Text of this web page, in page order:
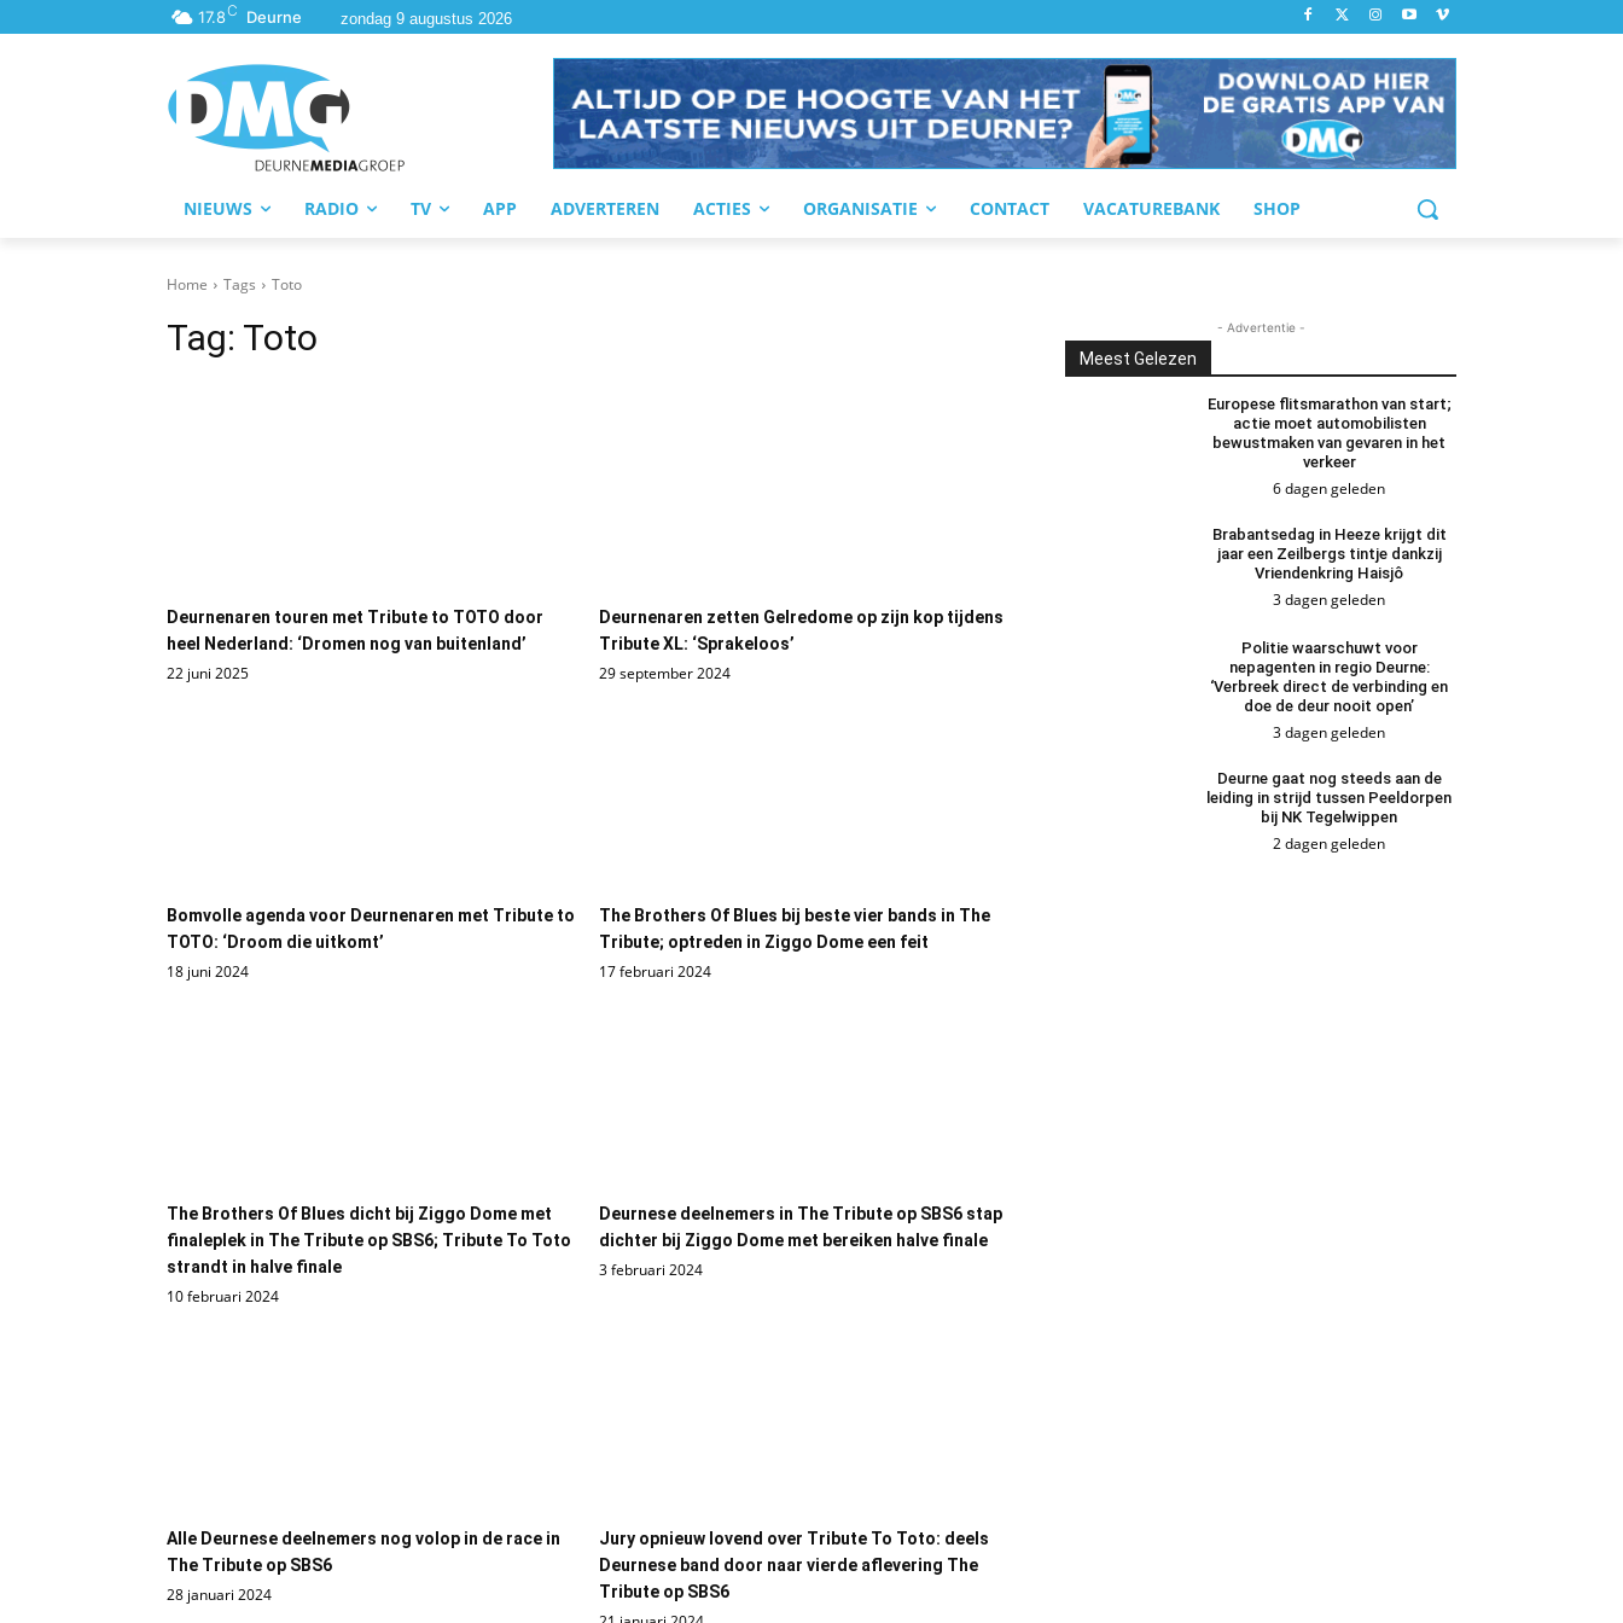
17.8C Deurne zondag 9 augustus 2026
NIEUWS RADIO TV APP ADVERTEREN ACTIES ORGANISATIE CONTACT VACATUREBANK SHOP
Home Tags Toto
Tag: Toto
Deurnenaren touren met Tribute to TOTO door
heel Nederland: ‘Dromen nog van buitenland’
22 juni 2025
Deurnenaren zetten Gelredome op zijn kop tijdens
Tribute XL: ‘Sprakeloos’
29 september 2024
Bomvolle agenda voor Deurnenaren met Tribute to
TOTO: ‘Droom die uitkomt’
18 juni 2024
The Brothers Of Blues bij beste vier bands in The
Tribute; optreden in Ziggo Dome een feit
17 februari 2024
The Brothers Of Blues dicht bij Ziggo Dome met
finaleplek in The Tribute op SBS6; Tribute To Toto
strandt in halve finale
10 februari 2024
Deurnese deelnemers in The Tribute op SBS6 stap
dichter bij Ziggo Dome met bereiken halve finale
3 februari 2024
Alle Deurnese deelnemers nog volop in de race in
The Tribute op SBS6
28 januari 2024
Jury opnieuw lovend over Tribute To Toto: deels
Deurnese band door naar vierde aflevering The
Tribute op SBS6
- Advertentie -
Meest Gelezen
Europese flitsmarathon van start;
actie moet automobilisten
bewustmaken van gevaren in het
verkeer
6 dagen geleden
Brabantsedag in Heeze krijgt dit
jaar een Zeilbergs tintje dankzij
Vriendenkring Haisjô
3 dagen geleden
Politie waarschuwt voor
nepagenten in regio Deurne:
‘Verbreek direct de verbinding en
doe de deur nooit open’
3 dagen geleden
Deurne gaat nog steeds aan de
leiding in strijd tussen Peeldorpen
bij NK Tegelwippen
2 dagen geleden